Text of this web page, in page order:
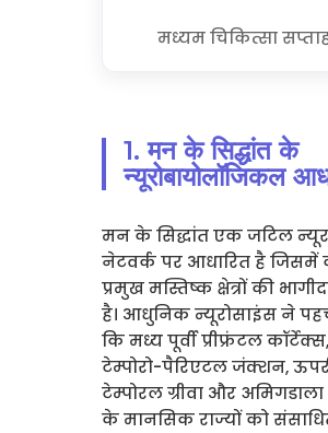
मध्यम चिकित्सा
1. मन के सिद्धांत के
न्यूरोबायोलॉजिकल
मन के सिद्धांत एक जटिल
नेटवर्क पर आधारित है जिसमें
प्रमुख मस्तिष्क क्षेत्रों की
है। आधुनिक न्यूरोसाइंस ने
कि मध्य पूर्वी प्रीफ्रंटल कॉर्टेक्स,
टेम्पोरो-पैरिएटल जंक्शन,
टेम्पोरल ग्रीवा और
के मानसिक राज्यों को